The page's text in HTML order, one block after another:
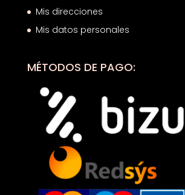
Mis direcciones
Mis datos personales
MÉTODOS DE PAGO: